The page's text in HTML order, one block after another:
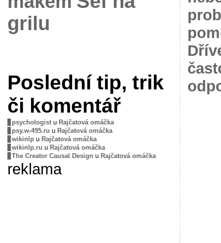
grilu
Poslední tip, trik
či komentář
psychologistu Rajčatová omáčka
psy.w-495.ru u Rajčatová omáčka
wikinlpu Rajčatová omáčka
wikinlp.ru u Rajčatová omáčka
The Creator Causal Design u Rajčatová omáčka
reklama